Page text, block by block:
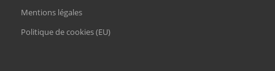
Mentions légales
Politique de cookies (EU)